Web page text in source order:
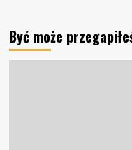
Być może